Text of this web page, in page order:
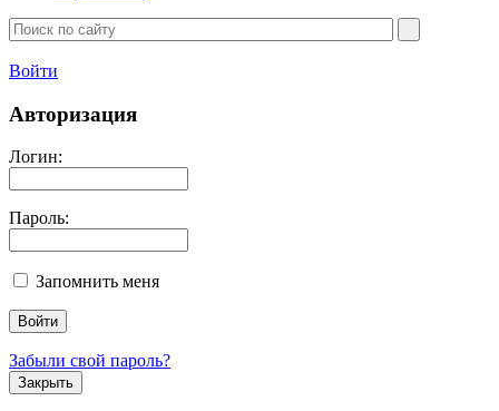
Войти
Авторизация
Логин:
Пароль:
Запомнить меня
Забыли свой пароль?
Закрыть